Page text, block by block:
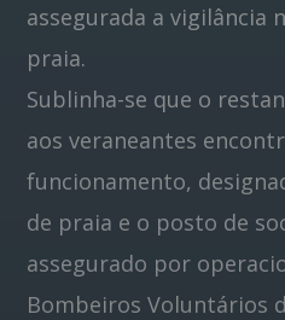
assegurada a vigilância
praia.
Sublinha-se que o
aos veraneantes
funcionamento,
de praia e o posto de
assegurado por
Bombeiros Voluntários